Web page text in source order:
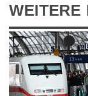
WEITERE